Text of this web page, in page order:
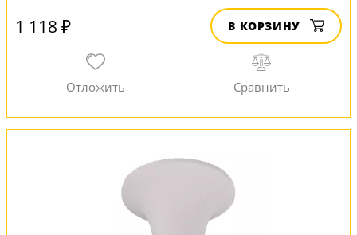
1 118 ₽ В КОРЗИНУ